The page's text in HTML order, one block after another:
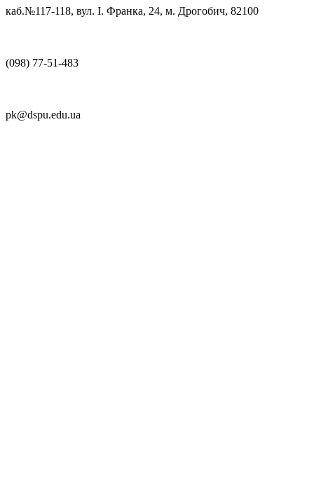
каб.№117-118, вул. І. Франка, 24, м. Дрогобич, 82100
(098) 77-51-483
pk@dspu.edu.ua